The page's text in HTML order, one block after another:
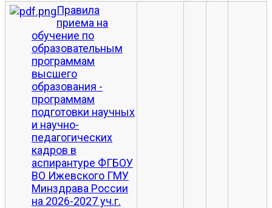
Правила
приема на
обучение по
образовательным
программам
высшего
образования -
программам
подготовки научных
и научно-
педагогических
кадров в
аспирантуре ФГБОУ
ВО Ижевского ГМУ
Минздрава России
на 2026-2027 уч.г.